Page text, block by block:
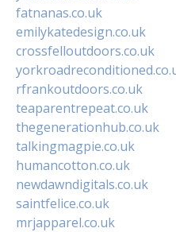
fatnanas.co.uk
emilykatedesign.co.uk
crossfelloutdoors.co.uk
rfrankoutdoors.co.uk
teaparentrepeat.co.uk
thegenerationhub.co.uk
talkingmagpie.co.uk
humancotton.co.uk
newdawndigitals.co.uk
saintfelice.co.uk
mrjapparel.co.uk